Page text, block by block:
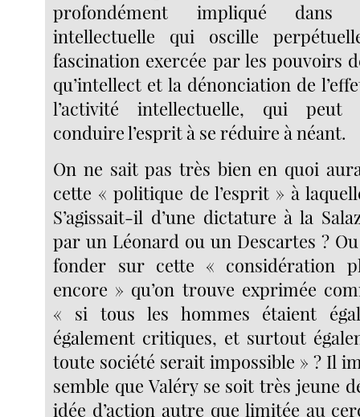
profondément impliqué dans
intellectuelle qui oscille
fascination exercée par les pouvoirs
qu’intellect et la dénonciation de
l’activité intellectuelle, qui peut
conduire l’esprit à se réduire à néant.
On ne sait pas très bien en quoi
cette « politique de l’esprit » à
S’agissait-il d’une dictature à la
par un Léonard ou un Descartes ?
fonder sur cette « considération
encore » qu’on trouve exprimée
« si tous les hommes étaient
également critiques, et surtout
toute société serait impossible » ? Il
semble que Valéry se soit très jeune
idée d’action autre que limitée au